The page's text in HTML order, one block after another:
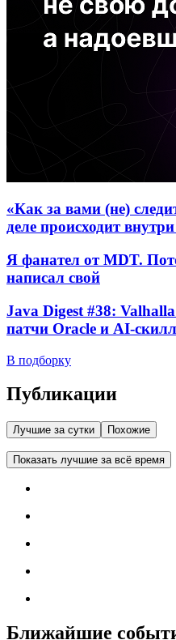
«Как за вами (не)
деле происходит
Я фанател от MDT.
написал свой
Java Digest #38:
патчи Oracle и AI-
В подборку
Публикации
Лучшие за сутки Похожие
Показать лучшие за всё время
Ближайшие